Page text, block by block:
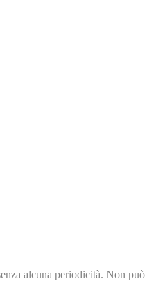
alcuna periodicità. Non